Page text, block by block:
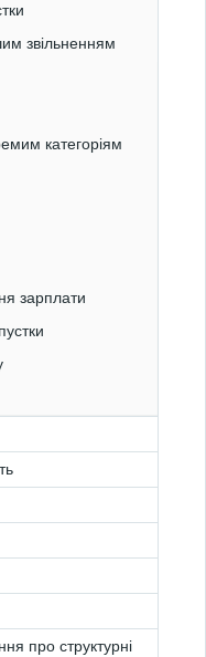
звільненням
категоріям
зарплати
про структурні